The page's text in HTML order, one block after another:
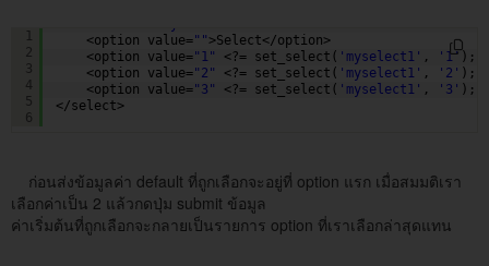
1
2
3
4
5
6
<option value="" >Select</option>
<option value="1" <?= set_select( 'myselect1' , '1' );
<option value="2" <?= set_select( 'myselect1' , '2' );
<option value="3" <?= set_select( 'myselect1' , '3' );
</select>
ก่อนส่งข้อมูลค่า default ที่ถูกเลือกจะอยู่ที่ option แรก เมื่อสมมติเรา
เลือกค่าเป็น 2 แล้วกดปุ่ม submit ข้อมูล
ค่าเริ่มต้นที่ถูกเลือกจะกลายเป็นรายการ option ที่เราเลือกล่าสุดแทน